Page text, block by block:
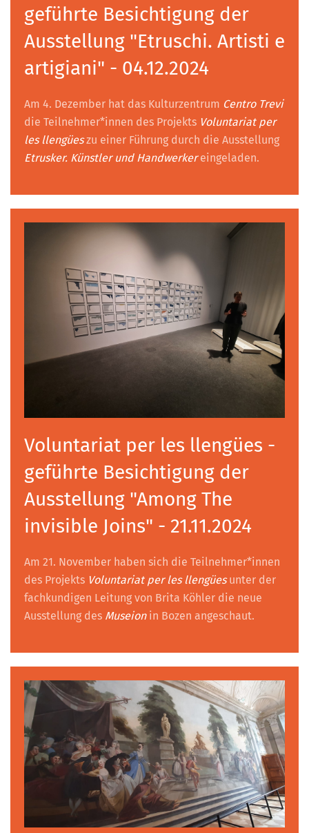
geführte Besichtigung der
Ausstellung "Etruschi. Artisti e
artigiani" - 04.12.2024
Am 4. Dezember hat das Kulturzentrum Centro Trevi
die Teilnehmer*innen des Projekts Voluntariat per
les llengüeszu einer Führung durch die Ausstellung
Etrusker. Künstler und Handwerkereingeladen.
Voluntariat per les llengües -
geführte Besichtigung der
Ausstellung "Among The
invisible Joins" - 21.11.2024
Am 21. November haben sich die Teilnehmer*innen
des Projekts Voluntariat per les llengüesunter der
fachkundigen Leitung von Brita Köhler die neue
Ausstellung des Museionin Bozen angeschaut.